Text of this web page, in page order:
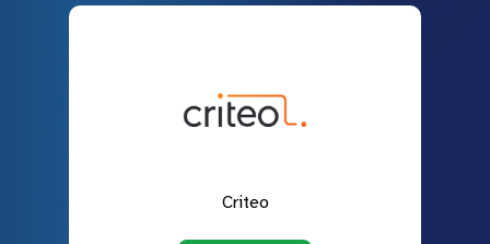
Criteo